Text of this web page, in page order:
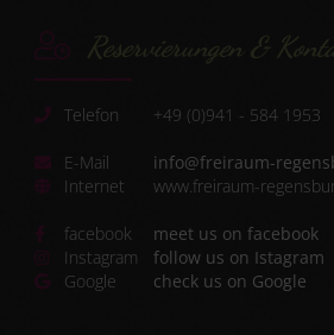
Reservierungen &
Telefon +49 (0)941 - 584 1953
E-Mail
info@freiraum-
Internet
www.freiraum-
facebook
meet us on facebook
Instagram
follow us on Istagram
Google
check us on Google